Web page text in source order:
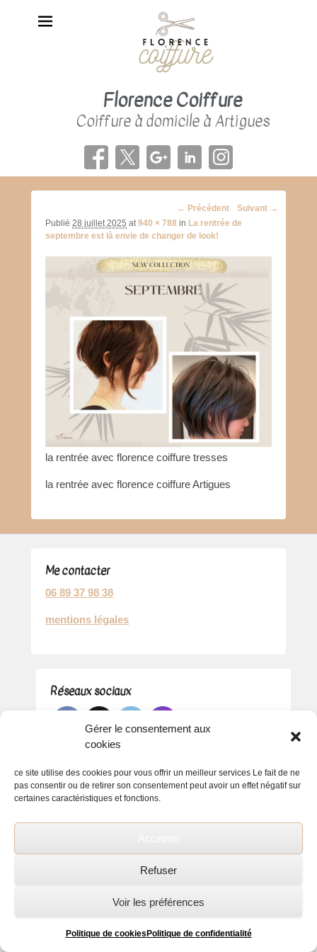
Gérer le consentement aux
cookies
ce site utilise des cookies pour vous offrir un meilleur services Le fait de ne
pas consentir ou de retirer son consentement peut avoir un effet négatif sur
certaines caractéristiques et fonctions.
Refuser
Voir les préférences
Politique de cookies Politique de confidentialité
Florence Coiffure
Coiffure à domicile à Artigues
Navigation
d'image
← Précédent
Suivant →
Publié 28 juillet 2025 at940 × 788 in La rentrée de
septembre est là envie de changer de look!
la rentrée avec florence coiffure tresses
la rentrée avec florence coiffure Artigues
Me contacter
06 89 37 98 38
mentions légales
Réseaux sociaux
Politique de confidentialité